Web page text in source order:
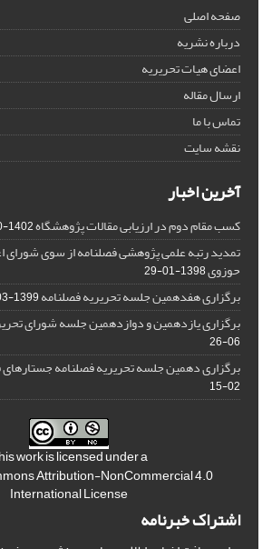
صفحه اصلی
درباره نشریه
اعضای هیات تحریریه
ارسال مقاله
تماس با ما
نقشه سایت
آخرین اخبار
کسب مقام دوم در ارزیابی مقالات پژوهشگاه1402-10-01
تمدید رتبه علمی پژوهشی فصلنامه از سوی شورای
حوزوی1398-01-29
برگزاری هفدهمین جلسه تحریریه فصلنامه1399-03-24
برگزاری یازدهمین و دوازدهمین جلسه شورای
06-26
برگزاری دهمین جلسه تحریریه فصلنامه
02-15
work is licensed under a
Attribution-NonCommercial 4.0
International License
اشتراک خبرنامه